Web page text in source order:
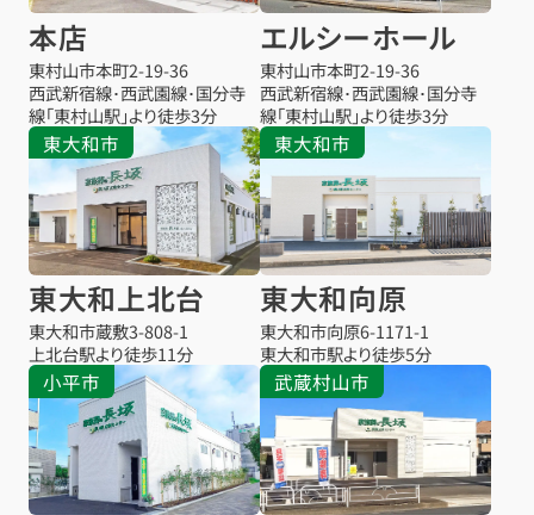
本店
東村山市本町2-19-36
西武新宿線･西武園線･国分寺
線「東村山駅」より徒歩3分
エルシーホール
東村山市本町2-19-36
西武新宿線･西武園線･国分寺
線「東村山駅」より徒歩3分
東大和市
東大和上北台
東大和市蔵敷3-808-1
上北台駅より徒歩11分
東大和市
東大和向原
東大和市向原6-1171-1
東大和市駅より徒歩5分
小平市 武蔵村山市